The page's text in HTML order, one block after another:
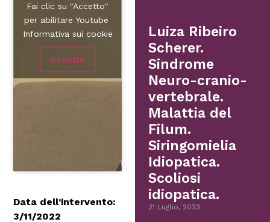
Fai clic su "Accetto"
per abilitare Youtube
Informativa sui cookie
Accetto
Data dell’intervento:
3/11/2022
Luiza Ribeiro
Scherer.
Sindrome
Neuro-cranio-
vertebrale.
Malattia del
Filum.
Siringomielia
Idiopatica.
Scoliosi
idiopatica.
21 Luglio, 2023